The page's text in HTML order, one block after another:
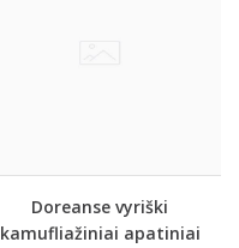
Doreanse vyriški
kamufliažiniai apatiniai